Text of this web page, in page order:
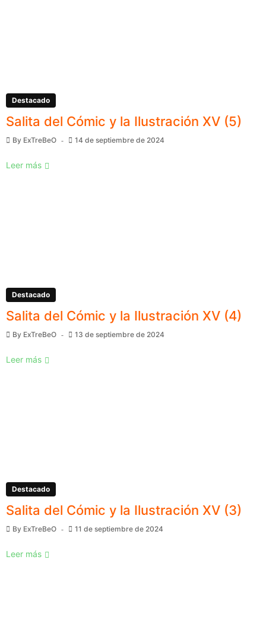
Destacado
Salita del Cómic y la Ilustración XV (5)
By ExTreBeO 14 de septiembre de 2024
Leer más
Destacado
Salita del Cómic y la Ilustración XV (4)
By ExTreBeO 13 de septiembre de 2024
Leer más
Destacado
Salita del Cómic y la Ilustración XV (3)
By ExTreBeO 11 de septiembre de 2024
Leer más